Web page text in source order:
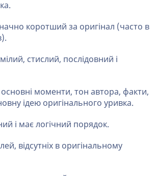
коротший за оригінал (часто в
стислий, послідовний і
основні моменти, тон автора, факти,
ідею оригінального уривка.
і має логічний порядок.
відсутніх в оригінальному